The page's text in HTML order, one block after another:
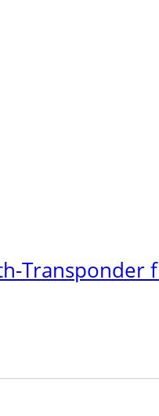
Transponder